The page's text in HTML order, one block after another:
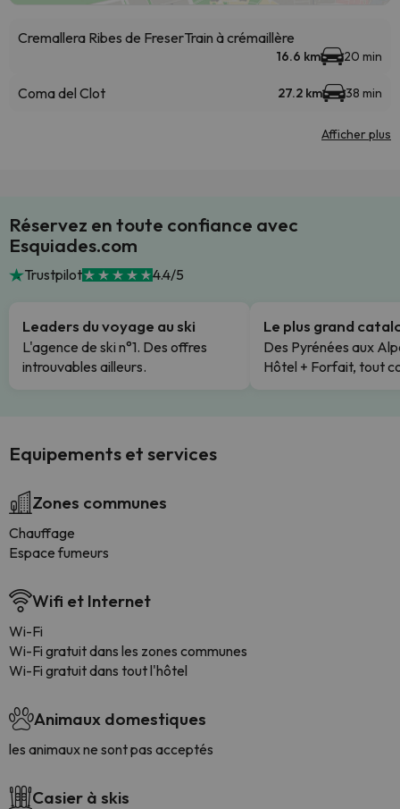
Cremallera Ribes de FreserTrain à crémaillère
16.6 km 20 min
Coma del Clot 27.2 km 38 min
Afficher plus
Réservez en toute confiance avec
Esquiades.com
Trustpilot 4.4/5
Leaders du voyage au ski
L'agence de ski n°1. Des offres
introuvables ailleurs.
Le plus grand
Des Pyrénées aux
Hôtel + Forfait, tout
Equipements et services
Zones communes
Chauffage
Espace fumeurs
Wifi et Internet
Wi-Fi
Wi-Fi gratuit dans les zones communes
Wi-Fi gratuit dans tout l'hôtel
Animaux domestiques
les animaux ne sont pas acceptés
Casier à skis